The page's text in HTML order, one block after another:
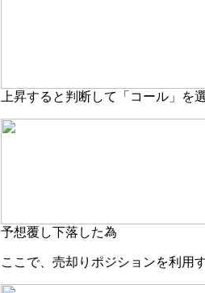
上昇すると判断して「コール」を
予想覆し下落した為
ここで、売却りポジションを利用